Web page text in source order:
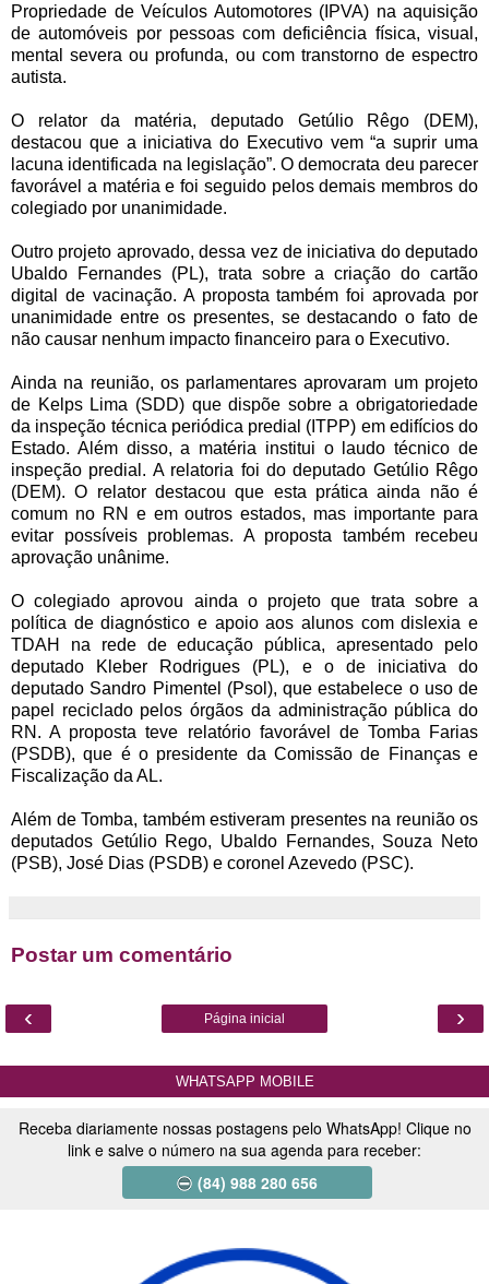
Propriedade de Veículos Automotores (IPVA) na aquisição
de automóveis por pessoas com deficiência física, visual,
mental severa ou profunda, ou com transtorno de espectro
autista.
O relator da matéria, deputado Getúlio Rêgo (DEM),
destacou que a iniciativa do Executivo vem “a suprir uma
lacuna identificada na legislação”. O democrata deu parecer
favorável a matéria e foi seguido pelos demais membros do
colegiado por unanimidade.
Outro projeto aprovado, dessa vez de iniciativa do deputado
Ubaldo Fernandes (PL), trata sobre a criação do cartão
digital de vacinação. A proposta também foi aprovada por
unanimidade entre os presentes, se destacando o fato de
não causar nenhum impacto financeiro para o Executivo.
Ainda na reunião, os parlamentares aprovaram um projeto
de Kelps Lima (SDD) que dispõe sobre a obrigatoriedade
da inspeção técnica periódica predial (ITPP) em edifícios do
Estado. Além disso, a matéria institui o laudo técnico de
inspeção predial. A relatoria foi do deputado Getúlio Rêgo
(DEM). O relator destacou que esta prática ainda não é
comum no RN e em outros estados, mas importante para
evitar possíveis problemas. A proposta também recebeu
aprovação unânime.
O colegiado aprovou ainda o projeto que trata sobre a
política de diagnóstico e apoio aos alunos com dislexia e
TDAH na rede de educação pública, apresentado pelo
deputado Kleber Rodrigues (PL), e o de iniciativa do
deputado Sandro Pimentel (Psol), que estabelece o uso de
papel reciclado pelos órgãos da administração pública do
RN. A proposta teve relatório favorável de Tomba Farias
(PSDB), que é o presidente da Comissão de Finanças e
Fiscalização da AL.
Além de Tomba, também estiveram presentes na reunião os
deputados Getúlio Rego, Ubaldo Fernandes, Souza Neto
(PSB), José Dias (PSDB) e coronel Azevedo (PSC).
Postar um comentário
‹ ›
Página inicial
WHATSAPP MOBILE
Receba diariamente nossas postagens pelo WhatsApp! Clique no
link e salve o número na sua agenda para receber:
(84) 988 280 656